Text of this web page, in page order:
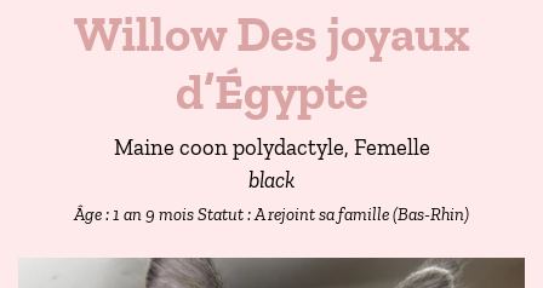
Willow Des joyaux
d’Égypte
Maine coon polydactyle, Femelle
black
Âge : 1 an 9 moisStatut : A rejoint sa famille (Bas-Rhin)